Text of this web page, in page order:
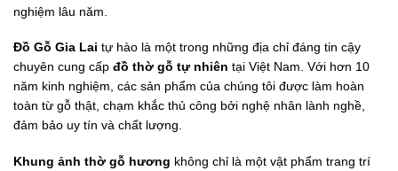
nghiệm lâu năm.
Đồ Gỗ Gia Lai tự hào là một trong những địa chỉ đáng tin cậy
chuyên cung cấp đồ thờ gỗ tự nhiên tại Việt Nam. Với hơn 10
năm kinh nghiệm, các sản phẩm của chúng tôi được làm hoàn
toàn từ gỗ thật, chạm khắc thủ công bởi nghệ nhân lành nghề,
đảm bảo uy tín và chất lượng.
Khung ảnh thờ gỗ hương không chỉ là một vật phẩm trang trí